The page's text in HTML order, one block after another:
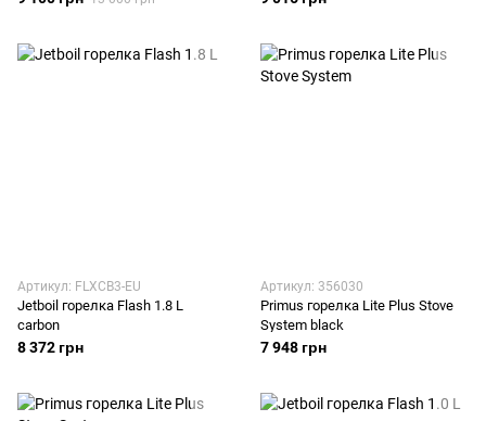
Артикул: FLXCB3-EU
Jetboil горелка Flash 1.8 L
carbon
8 372 грн
Артикул: 356030
Primus горелка Lite Plus Stove
System black
7 948 грн